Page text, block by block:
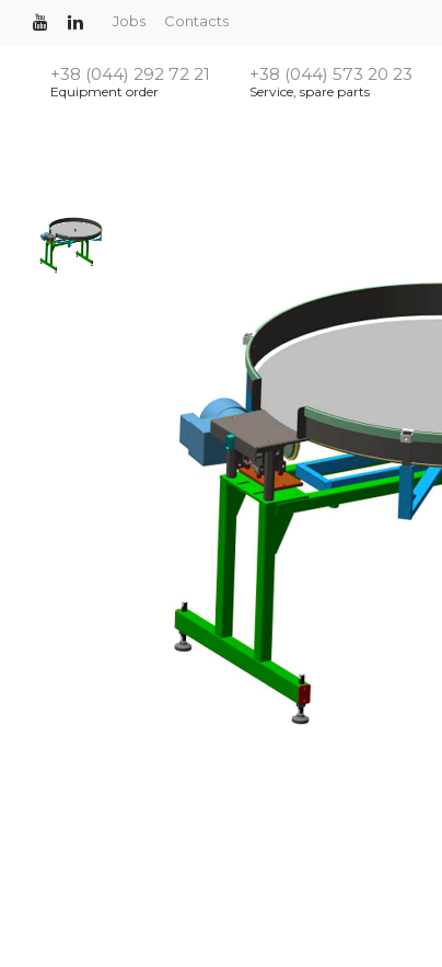
Jobs Contacts
+38 (044) 292 72 21
Equipment order
+38 (044) 573 20 23
Service, spare parts